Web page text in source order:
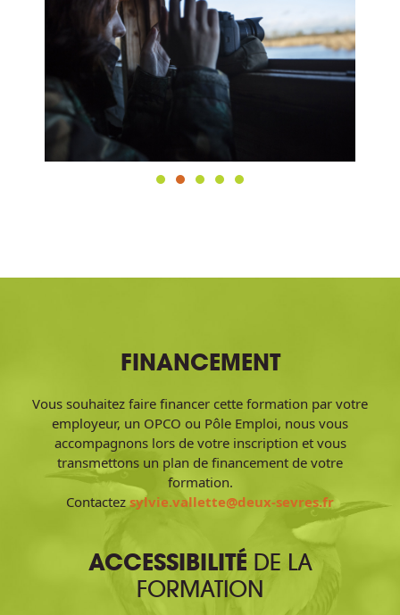
FINANCEMENT
Vous souhaitez faire financer cette formation par votre
employeur, un OPCO ou Pôle Emploi, nous vous
accompagnons lors de votre inscription et vous
transmettons un plan de financement de votre
formation.
Contactez sylvie.vallette@deux-sevres.fr
ACCESSIBILITÉ DE LA
FORMATION